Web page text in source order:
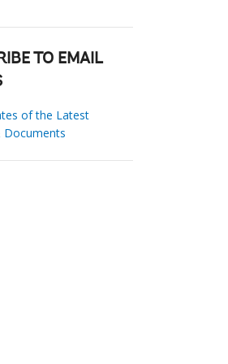
TO EMAIL
of the Latest
Documents